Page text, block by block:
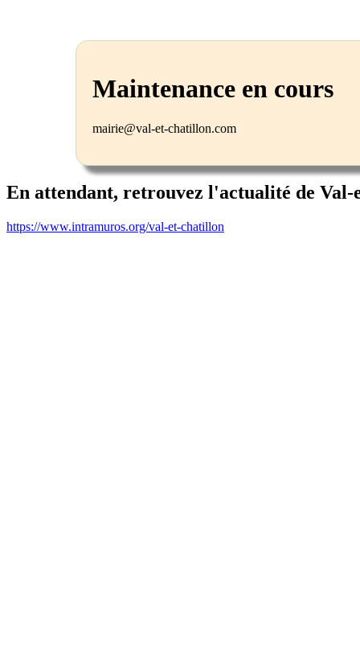
Maintenance en cours
mairie@val-et-chatillon.com
En attendant, retrouvez l'actualité de
https://www.intramuros.org/val-et-chatillon